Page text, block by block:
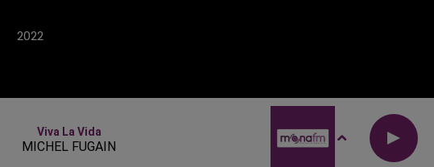
Viva La Vida
MICHEL FUGAIN
2022